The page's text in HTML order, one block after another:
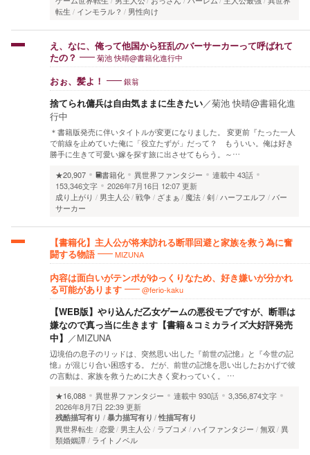
転生
インモラル？ 男性向け
え、なに、俺って他国から狂乱のバーサーカーって呼ばれて
たの？
菊池 快晴@書籍化進行中
おぉ、髪よ！ 銀翁
捨てられ傭兵は自由気ままに生きたい／菊池 快晴@書籍化進
行中
＊書籍版発売に伴いタイトルが変更になりました。 変更前『たった一人
で前線を止めていた俺に「役立たずが」だって？ もういい。俺は好き
勝手に生きて可愛い嫁を探す旅に出させてもらう。～…
★20,907
書籍化 異世界ファンタジー 連載中 43話
153,346文字
2026年7月16日 12:07 更新
成り上がり
男主人公 戦争 ざまぁ 魔法 剣 ハーフエルフ
バー
サーカー
【書籍化】主人公が将来訪れる断罪回避と家族を救う為に奮
闘する物語
MIZUNA
内容は面白いがテンポがゆっくりなため、好き嫌いが分かれ
る可能があります
@ferio-kaku
【WEB版】やり込んだ乙女ゲームの悪役モブですが、断罪は
嫌なので真っ当に生きます【書籍＆コミカライズ大好評発売
中】 ／MIZUNA
辺境伯の息子のリッドは、突然思い出した『前世の記憶』と『今世の記
憶』が混じり合い困惑する。 だが、前世の記憶を思い出したおかげで彼
の言動は、家族を救うために大きく変わっていく。 …
★16,088
異世界ファンタジー 連載中 930話
3,356,874文字
2026年8月7日 22:39 更新
残酷描写有り 暴力描写有り 性描写有り
異世界転生 恋愛 男主人公 ラブコメ ハイファンタジー 無双 異
類婚姻譚
ライトノベル